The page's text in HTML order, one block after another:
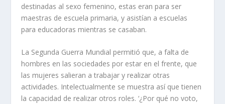
destinadas al sexo femenino, estas eran para ser
maestras de escuela primaria, y asistían a escuelas
para educadoras mientras se casaban.
La Segunda Guerra Mundial permitió que, a falta de
hombres en las sociedades por estar en el frente, que
las mujeres salieran a trabajar y realizar otras
actividades. Intelectualmente se muestra así que tienen
la capacidad de realizar otros roles. ‘¿Por qué no voto,